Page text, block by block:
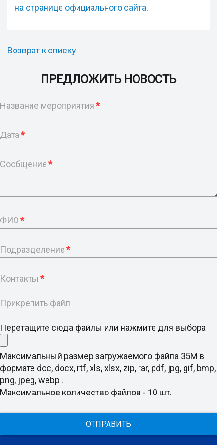
на странице официального сайта.
Возврат к списку
ПРЕДЛОЖИТЬ НОВОСТЬ
Название мероприятия*
Дата*
Сообщение*
ФИО*
Подразделение*
Контакты *
Прикрепить файл
Перетащите сюда файлы или нажмите для выбора
Максимальный размер загружаемого файла 35M в
формате doc, docx, rtf, xls, xlsx, zip, rar, pdf, jpg, gif, bmp,
png, jpeg, webp .
Максимальное количество файлов - 10 шт.
ОТПРАВИТЬ